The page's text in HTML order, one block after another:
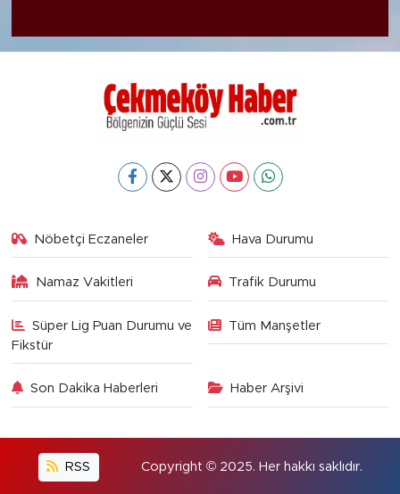
Nöbetçi Eczaneler Hava Durumu
Namaz Vakitleri Trafik Durumu
Süper Lig Puan Durumu ve
Fikstür
Tüm Manşetler
Son Dakika Haberleri Haber Arşivi
RSS Copyright © 2025. Her hakkı saklıdır.